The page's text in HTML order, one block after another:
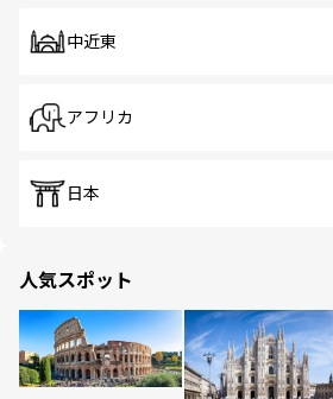
中近東
アフリカ
日本
人気スポット